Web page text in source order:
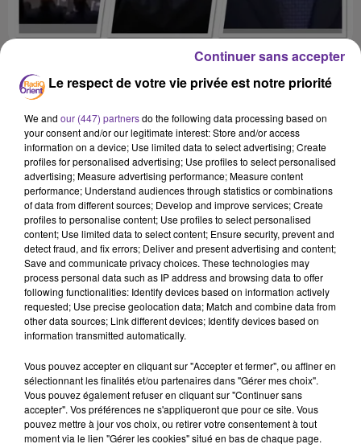
Ukraine Russie
25 février 2022 - 18 min 20 sec
LE JOURNAL DU SOIR EN LANGUE ARABE DU
25/02/22
JA
JOURNAL EN LANGUE ARABE
-القوات الروسية على ابواب العاصمة الاوكرانية
-الرئيس الاوكراني يقول ان بلاده تتعرض لهجوم روسي واقوى
دول العالم تتفرج
-مجلس الامن يناقش مشروع قرار اميركي لادانة الحرب
الروسية على اوكرانيا
-حلف الاطلسي يعقد اجتماعا طارئا لمناقشة التطورات
العسكرية في اوكرانيا
Le respect de votre vie privée est notre priorité
We and our (447) partnersdo the following data processing based on
your consent and/or our legitimate interest: Store and/or access
information on a device; Use limited data to select advertising; Create
profiles for personalised advertising; Use profiles to select personalised
advertising; Measure advertising performance; Measure content
performance; Understand audiences through statistics or combinations
of data from different sources; Develop and improve services; Create
profiles to personalise content; Use profiles to select personalised
content; Use limited data to select content; Ensure security, prevent and
detect fraud, and fix errors; Deliver and present advertising and content;
Save and communicate privacy choices. These technologies may
process personal data such as IP address and browsing data to offer
following functionalities: Identify devices based on information actively
requested; Use precise geolocation data; Match and combine data from
other data sources; Link different devices; Identify devices based on
information transmitted automatically.
Vous pouvez accepter en cliquant sur "Accepter et fermer", ou affiner en
sélectionnant les finalités et/ou partenaires dans "Gérer mes choix".
Vous pouvez également refuser en cliquant sur "Continuer sans
accepter". Vos préférences ne s'appliqueront que pour ce site. Vous
pouvez mettre à jour vos choix, ou retirer votre consentement à tout
moment via le lien "Gérer les cookies" situé en bas de chaque page.
Continuer sans accepter